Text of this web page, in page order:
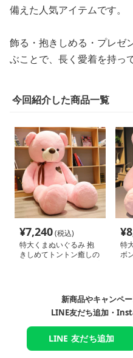
備えた人気アイテムです。
飾る・抱きしめる・プレゼ
ぶことで、長く愛着を持っ
今回紹介した商品一覧
¥7,240(税込)
特大くまぬいぐるみ 抱
きしめてトントン癒しの
¥
特
ボ
新商品やキャンペ
LINE友だち追加・
LINE 友だち追加